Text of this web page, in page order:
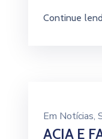
Continue
Em Notícias‚
ACIA E